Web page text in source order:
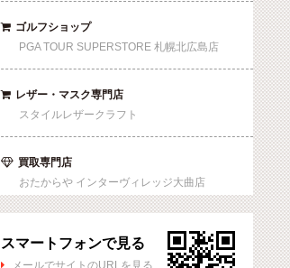
 ゴルフショップ
PGA TOUR SUPERSTORE 札幌北広島店
 レザー・マスク専門店
スタイルレザークラフト
 買取専門店
おたからや インターヴィレッジ大曲店
スマートフォンで見る
 メールでサイトのURLを見る